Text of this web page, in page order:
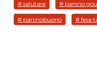
# salutare # panino
# paninobuono # fesa